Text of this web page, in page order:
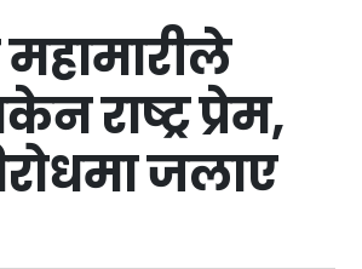
महामारीले
राष्ट्र प्रेम,
जलाए